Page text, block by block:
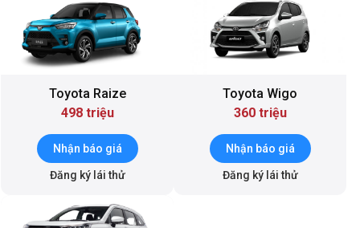
Toyota Raize
498 triệu
Nhận báo giá
Đăng ký lái thử
Toyota Wigo
360 triệu
Nhận báo giá
Đăng ký lái thử